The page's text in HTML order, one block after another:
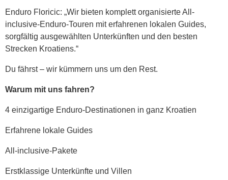
Enduro Floricic: „Wir bieten komplett organisierte All-
inclusive-Enduro-Touren mit erfahrenen lokalen Guides,
sorgfältig ausgewählten Unterkünften und den besten
Strecken Kroatiens.“
Du fährst – wir kümmern uns um den Rest.
Warum mit uns fahren?
4 einzigartige Enduro-Destinationen in ganz Kroatien
Erfahrene lokale Guides
All-inclusive-Pakete
Erstklassige Unterkünfte und Villen